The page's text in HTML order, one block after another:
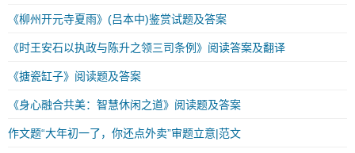
《柳州开元寺夏雨》(吕本中)鉴赏试题及答案
《时王安石以执政与陈升之领三司条例》阅读答案及翻译
《搪瓷缸子》阅读题及答案
《身心融合共美：智慧休闲之道》阅读题及答案
作文题“大年初一了，你还点外卖”审题立意|范文